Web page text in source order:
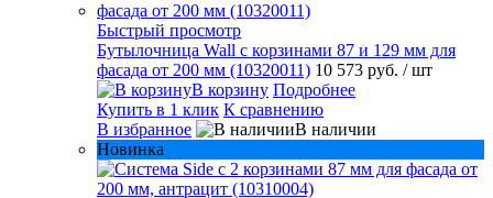
Быстрый просмотр
Бутылочница Wall с корзинами 87 и 129 мм для
фасада от 200 мм (10320011) 10 573 руб. / шт
В корзину Подробнее
Купить в 1 клик К сравнению
В избранное
В наличии
Новинка